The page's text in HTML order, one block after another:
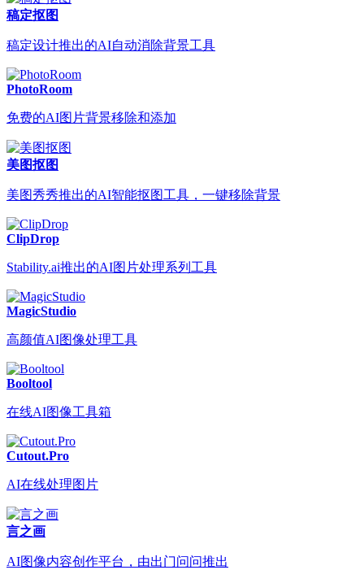
稿定抠图
稿定设计推出的AI自动消除背景工具
PhotoRoom
免费的AI图片背景移除和添加
美图抠图
美图秀秀推出的AI智能抠图工具，一键移除背景
ClipDrop
Stability.ai推出的AI图片处理系列工具
MagicStudio
高颜值AI图像处理工具
Booltool
在线AI图像工具箱
Cutout.Pro
AI在线处理图片
言之画
AI图像内容创作平台，由出门问问推出